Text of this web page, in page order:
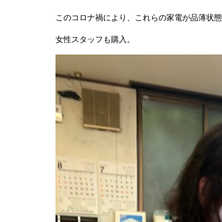
このコロナ禍により、これらの家電が品薄状
女性スタッフも購入。